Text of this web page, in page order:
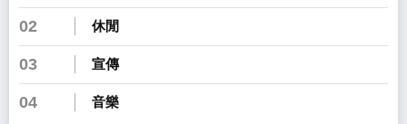
02 休閒
03 宣傳
04 音樂